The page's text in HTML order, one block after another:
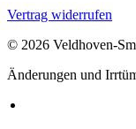
Vertrag widerrufen
© 2026 Veldhoven-
Änderungen und